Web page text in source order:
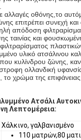
αλλαγές οθόνης,το
επιτρέπει συνεχή και
απόδοση
ταινίας και
υλικό ατσάλινου
κυλίνδρου ζώνης,
ολλανδική
χρώμα της
Ατσάλι
Λεπτομέρεια:
Χάλκινο, γαλβανισμένο
110 ματρών,80